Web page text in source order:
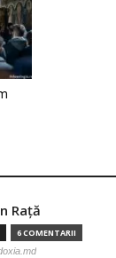
Raţă
6 COMENTARII